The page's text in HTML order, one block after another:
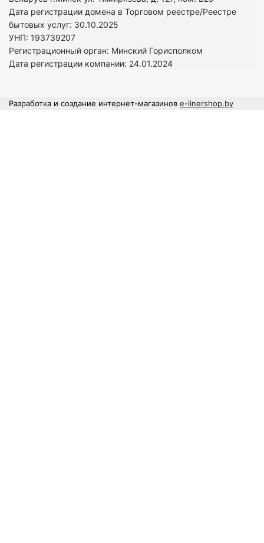
Дата регистрации домена в Торговом реестре/Реестре
бытовых услуг: 30.10.2025
УНП: 193739207
Регистрационный орган: Минский Горисполком
Дата регистрации компании: 24.01.2024
Разработка и создание интернет-магазинов e-linershop.by